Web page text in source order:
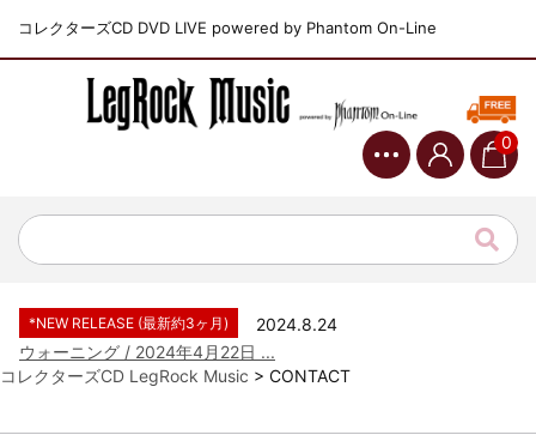
コレクターズCD DVD LIVE powered by Phantom On-Line
0
ジャーニー / 1979年5月8+9日 ...
*NEW RELEASE (最新約3ヶ月)
2024.11.9
*NEW RELEASE (最新約3ヶ月)
2024.8.24
ウォーニング / 2024年4月22日 ...
*NEW RELEASE (最新約3ヶ月)
2024.6.24
コレクターズCD LegRock Music > CONTACT